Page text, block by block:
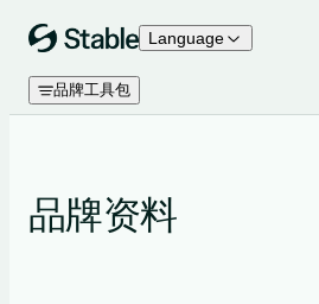
Skip to content Language
品牌工具包
品牌资料